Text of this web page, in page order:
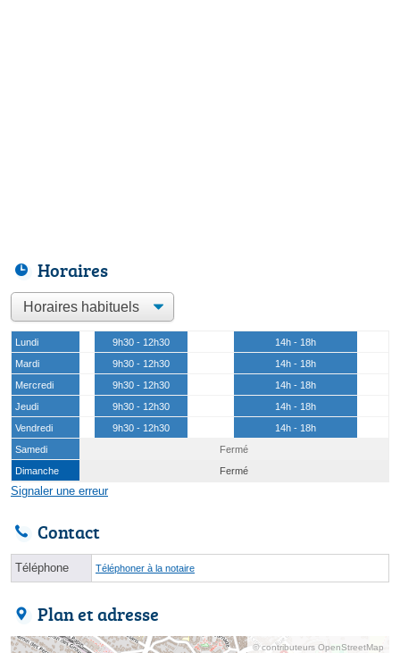
Horaires
Lundi 9h30 - 12h30
14h - 18h
Mardi
9h30 - 12h30
14h - 18h
Mercredi
9h30 - 12h30
14h - 18h
Jeudi
9h30 - 12h30
14h - 18h
Vendredi
9h30 - 12h30
14h - 18h
Samedi
Fermé
Dimanche
Fermé
Signaler une erreur
Contact
Téléphone Téléphoner à la notaire
Plan et adresse
© contributeurs OpenStreetMap